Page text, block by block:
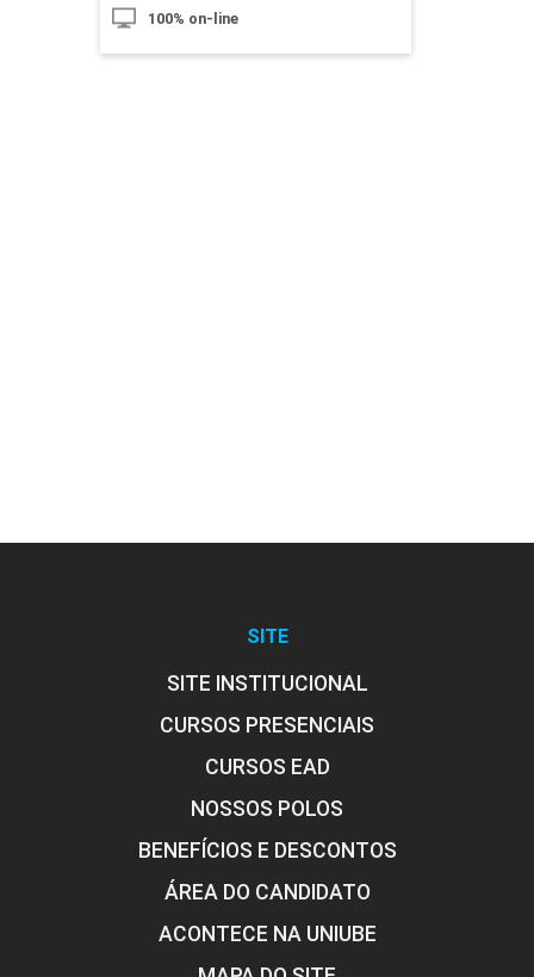
Ensino
10h
Processo de Aprendizagem
100% on-line
SITE
SITE INSTITUCIONAL
CURSOS PRESENCIAIS
CURSOS EAD
NOSSOS POLOS
BENEFÍCIOS E DESCONTOS
ÁREA DO CANDIDATO
ACONTECE NA UNIUBE